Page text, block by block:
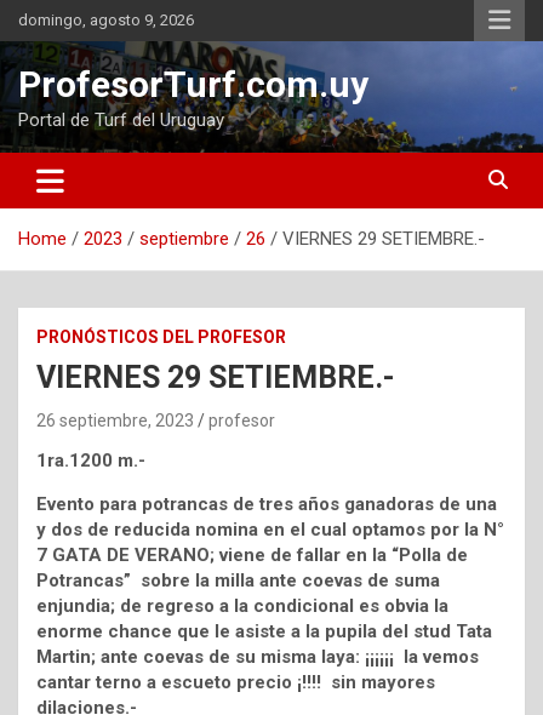
Skip
to
content
domingo, agosto 9, 2026
ProfesorTurf.com.uy
Portal de Turf del Uruguay
Home 2023 septiembre 26 VIERNES 29 SETIEMBRE.-
PRONÓSTICOS DEL PROFESOR
VIERNES 29 SETIEMBRE.-
26 septiembre, 2023 profesor
1ra.1200 m.-
Evento para potrancas de tres años ganadoras de una
y dos de reducida nomina en el cual optamos por la N°
7 GATA DE VERANO; viene de fallar en la “Polla de
Potrancas” sobre la milla ante coevas de suma
enjundia; de regreso a la condicional es obvia la
enorme chance que le asiste a la pupila del stud Tata
Martin; ante coevas de su misma laya: ¡¡¡¡¡¡ la vemos
cantar terno a escueto precio ¡!!!! sin mayores
dilaciones.-